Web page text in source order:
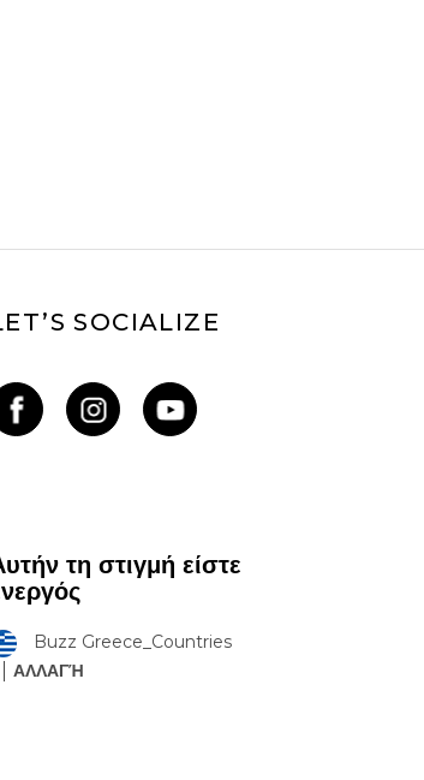
SOCIALIZE
τη στιγμή είστε
Buzz Greece_Countries
ΑΛΛΑΓΉ